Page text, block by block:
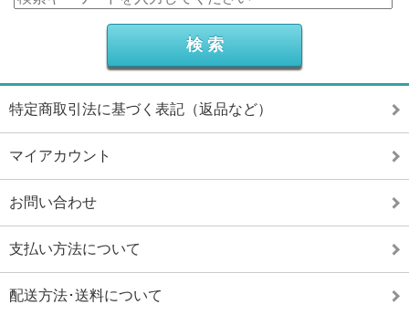
特定商取引法に基づく表記（返品など）
マイアカウント
お問い合わせ
支払い方法について
配送方法･送料について